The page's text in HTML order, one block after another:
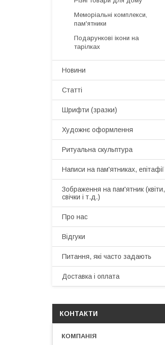
Меморіальні комплекси,
пам'ятники
Подарункові ікони на
тарілках
Новини
Статті
Шрифти (зразки)
Художнє оформлення
Ритуальна скульптура
Написи на пам'ятниках, епітафії
Зображення на пам'ятник (квіти,
свічки і т.д.)
Про нас
Відгуки
Питання, які часто задають
Доставка і оплата
КОНТАКТИ